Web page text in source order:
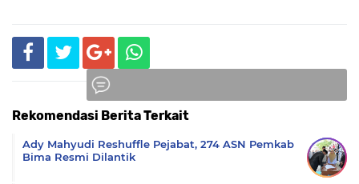
Rekomendasi Berita Terkait
Ady Mahyudi Reshuffle Pejabat, 274 ASN Pemkab
Bima Resmi Dilantik